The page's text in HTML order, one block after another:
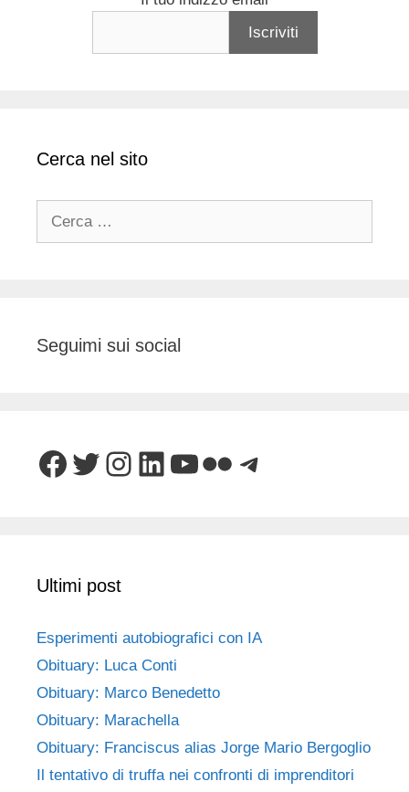
Cerca nel sito
Seguimi sui social
Facebook
Twitter
Instagram
LinkedIn
YouTube
FlickrTelegram
Ultimi post
Esperimenti autobiografici con IA
Obituary: Luca Conti
Obituary: Marco Benedetto
Obituary: Marachella
Obituary: Franciscus alias Jorge Mario Bergoglio
Il tentativo di truffa nei confronti di imprenditori